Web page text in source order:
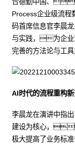
Process企业级流
码首席信息官李晨
与实践，为企业
完善的方法论与工
AI时代的流程重构
李晨龙在演讲中指
建设为核心，
极大提高了业务标